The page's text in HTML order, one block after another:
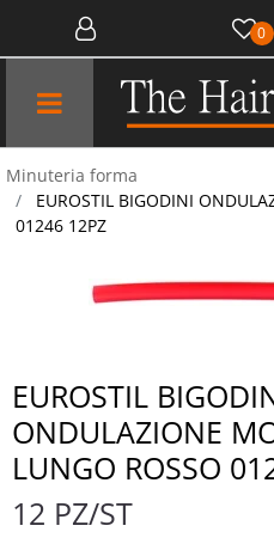
0
Open menu
Minuteria forma
EUROSTIL BIGODINI
01246 12PZ
EUROSTIL
ONDULAZIONE
LUNGO ROSSO
12 PZ/ST